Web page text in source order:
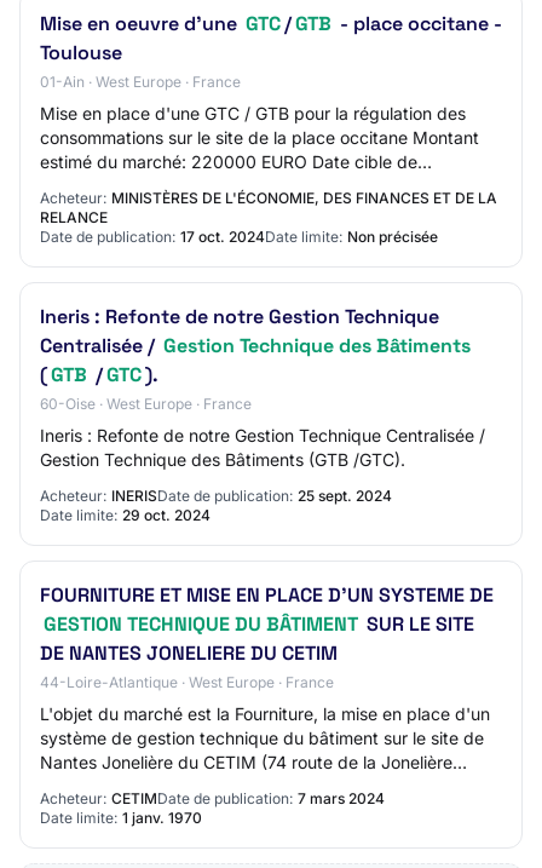
Mise en oeuvre d'une GTC/GTB - place occitane -
Toulouse
01-Ain · West Europe · France
Mise en place d'une GTC / GTB pour la régulation des
consommations sur le site de la place occitane Montant
estimé du marché: 220000 EURO Date cible de
publication (Attention : Date en format anglais…
Acheteur: MINISTÈRES DE L'ÉCONOMIE, DES FINANCES ET DE LA
RELANCE
Date de publication: 17 oct. 2024Date limite: Non précisée
Ineris : Refonte de notre Gestion Technique
Centralisée / Gestion Technique des Bâtiments
(GTB /GTC).
60-Oise · West Europe · France
Ineris : Refonte de notre Gestion Technique Centralisée /
Gestion Technique des Bâtiments (GTB /GTC).
Acheteur: INERISDate de publication: 25 sept. 2024
Date limite: 29 oct. 2024
FOURNITURE ET MISE EN PLACE D'UN SYSTEME DE
GESTION TECHNIQUE DU BÂTIMENT SUR LE SITE
DE NANTES JONELIERE DU CETIM
44-Loire-Atlantique · West Europe · France
L'objet du marché est la Fourniture, la mise en place d'un
système de gestion technique du bâtiment sur le site de
Nantes Jonelière du CETIM (74 route de la Jonelière
Acheteur: CETIMDate de publication: 7 mars 2024
Date limite: 1 janv. 1970